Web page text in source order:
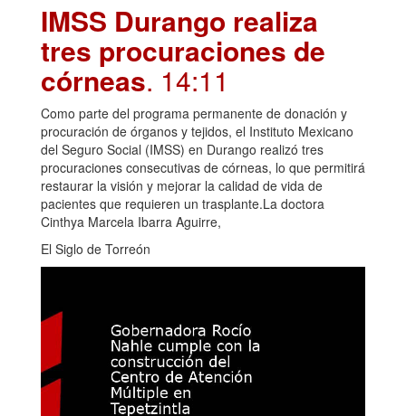
IMSS Durango realiza
tres procuraciones de
córneas. 14:11
Como parte del programa permanente de donación y
procuración de órganos y tejidos, el Instituto Mexicano
del Seguro Social (IMSS) en Durango realizó tres
procuraciones consecutivas de córneas, lo que permitirá
restaurar la visión y mejorar la calidad de vida de
pacientes que requieren un trasplante.La doctora
Cinthya Marcela Ibarra Aguirre,
El Siglo de Torreón